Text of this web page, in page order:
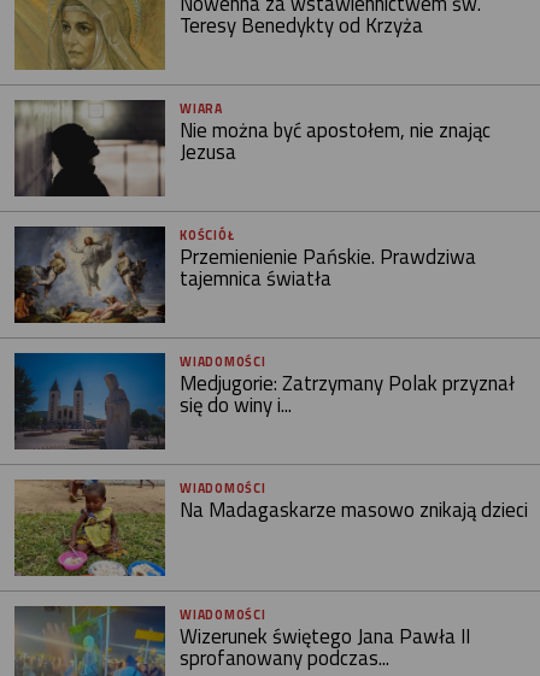
Teresy Benedykty od Krzyża
WIARA
Nie można być apostołem, nie znając
Jezusa
KOŚCIÓŁ
Przemienienie Pańskie. Prawdziwa
tajemnica światła
WIADOMOŚCI
Medjugorie: Zatrzymany Polak przyznał
się do winy i...
WIADOMOŚCI
Na Madagaskarze masowo znikają dzieci
WIADOMOŚCI
Wizerunek świętego Jana Pawła II
sprofanowany podczas...